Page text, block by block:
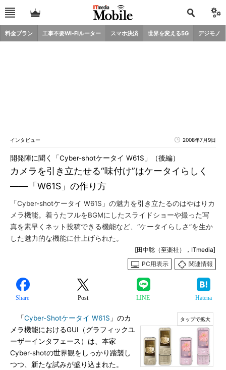
料金プラン 工事不要Wi-Fiルーター スマホ決済 世界を変える5G デジモノ
インタビュー 2008年7月9日
カメラを引き立たせる“味付け”はケータイらしく
――「W61S」の作り方
開発陣に聞く「Cyber-shotケータイ W61S」（後編）
「Cyber-shotケータイ W61S」の魅力を引き立たるのはやはりカ
メラ機能。着うたフルをBGMにしたスライドショーや撮った写
真を素早くネット投稿できる機能など、“ケータイらしさ”を生か
した魅力的な機能に仕上げられた。
[田中聡（至楽社），ITmedia]
PC用表示
関連情報
Share Post LINE Hatena
「Cyber-Shotケータイ W61S 」のカ
メラ機能におけるGUI（グラフィックユ
ーザーインタフェース）は、本家
Cyber-shotの世界観をしっかり踏襲し
つつ、新たな試みが盛り込まれた。